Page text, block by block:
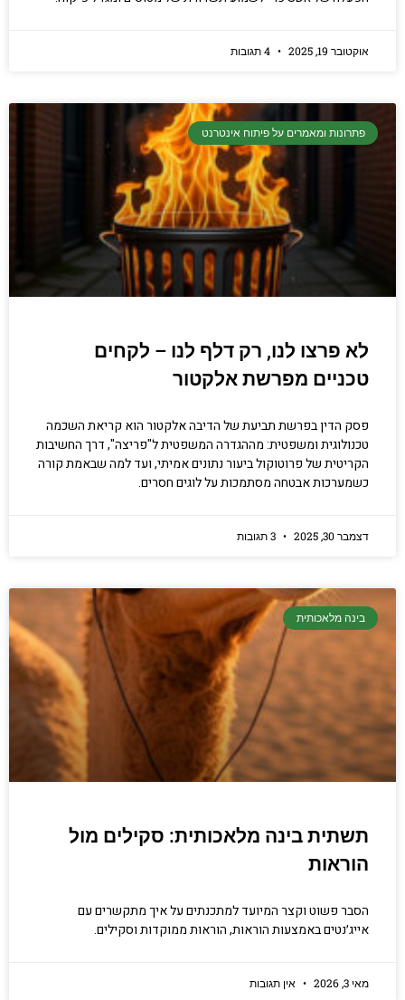
אוקטובר 19, 2025
פתרונות ומאמרים על פיתוח אינטרנט
לא פרצו לנו, רק דלף לנו – לקחים
טכניים מפרשת אלקטור
פסק הדין בפרשת תביעת של הדיבה אלקטור הוא קריאת השכמה
טכנולוגית ומשפטית: מההגדרה המשפטית ל"פריצה", דרך החשיבות
הקריטית של פרוטוקול ביעור נתונים אמיתי, ועד למה שבאמת קורה
כשמערכות אבטחה מסתמכות על לוגים חסרים.
דצמבר 30, 2025
בינה מלאכותית
תשתית בינה מלאכותית: סקילים מול
הוראות
הסבר פשוט וקצר המיועד למתכנתים על איך מתקשרים עם
אייג׳נטים באמצעות הוראות, הוראות ממוקדות וסקילים.
מאי 3, 2026 אין תגובות